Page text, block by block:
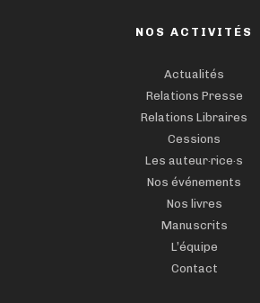
NOS ACTIVITÉS
Actualités
Relations Presse
Relations Libraires
Cessions
Les auteur·rice·s
Nos événements
Nos livres
Manuscrits
L’équipe
Contact